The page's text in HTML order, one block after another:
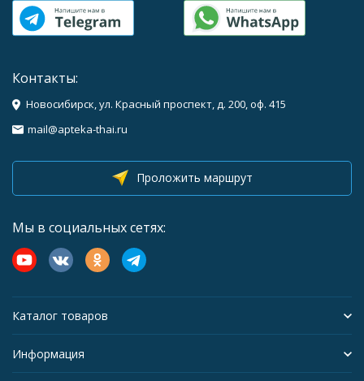
Контакты:
Новосибирск, ул. Красный проспект, д. 200, оф. 415
mail@apteka-thai.ru
Проложить маршрут
Мы в социальных сетях:
Каталог товаров
Информация